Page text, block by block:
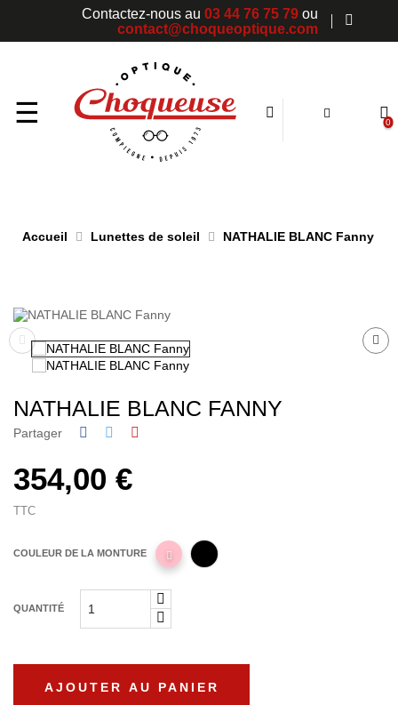
Contactez-nous au03 44 76 75 79 ou
contact@choqueoptique.com
Basculer
navigation
☰ 0
Accueil Lunettes de soleil NATHALIE BLANC Fanny
NATHALIE BLANC FANNY
Partager
354,00 €
TTC
COULEUR DE LA MONTURE
QUANTITÉ
AJOUTER AU PANIER